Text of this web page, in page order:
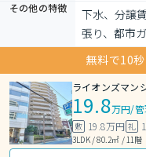
その他の特徴
下水、分譲
張り、都市
無料で10
ライオンズマン
19.8万円/
敷 19.8万円 礼
3LDK / 80.2㎡ / 11階